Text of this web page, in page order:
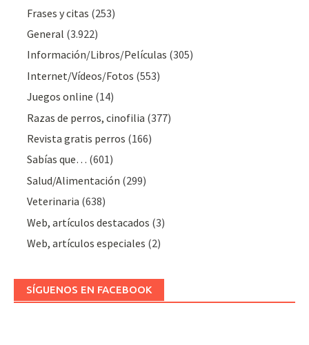
Frases y citas (253)
General (3.922)
Información/Libros/Películas (305)
Internet/Vídeos/Fotos (553)
Juegos online (14)
Razas de perros, cinofilia (377)
Revista gratis perros (166)
Sabías que… (601)
Salud/Alimentación (299)
Veterinaria (638)
Web, artículos destacados (3)
Web, artículos especiales (2)
SÍGUENOS EN FACEBOOK